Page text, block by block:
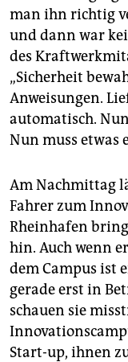
man ihn richtig
und dann war
des
„Sicherheit
Anweisungen.
automatisch.
Nun muss etwas
Am Nachmittag
Fahrer zum
Rheinhafen
hin. Auch wenn
dem Campus ist
gerade erst in
schauen sie
Start-up, ihnen